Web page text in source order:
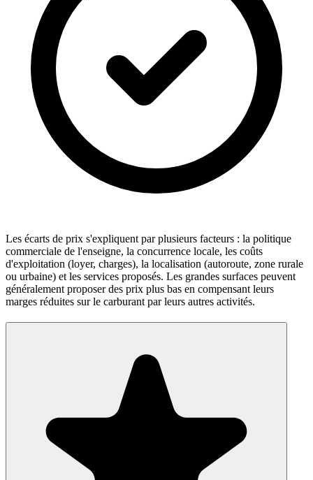
Les écarts de prix s'expliquent par plusieurs facteurs : la politique
commerciale de l'enseigne, la concurrence locale, les coûts
d'exploitation (loyer, charges), la localisation (autoroute, zone rurale
ou urbaine) et les services proposés. Les grandes surfaces peuvent
généralement proposer des prix plus bas en compensant leurs
marges réduites sur le carburant par leurs autres activités.